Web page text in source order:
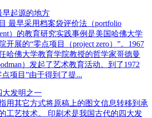
早起源的地方
最早采用档案袋评价法（portfolio
）的教育研究实践事例是美国哈佛大学
开展的“零点项目（project zero）”。1967
哈佛大学教育学院教授的哲学家哥德曼
）发起了艺术教育活动。到了1972
点项目”由于得到了提...
大发明之一
用其它方式将原稿上的图文信息转移到承
工艺技术。 印刷术是我国古代的四大发